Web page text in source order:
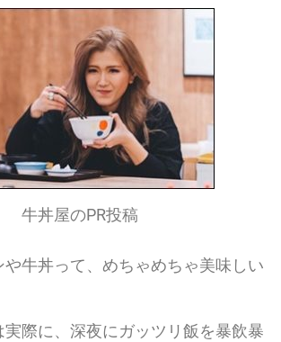
牛丼屋のPR投稿
牛丼って、めちゃめちゃ美味しい
実際に、深夜にガッツリ飯を暴飲暴